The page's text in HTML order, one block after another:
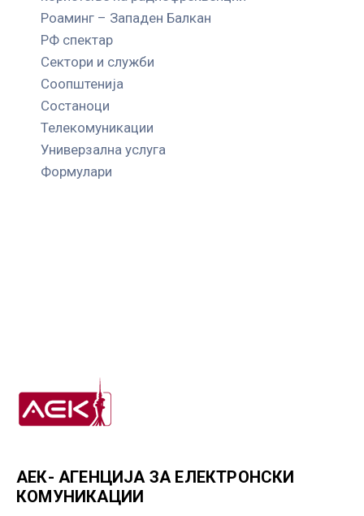
Роаминг – Западен Балкан
РФ спектар
Сектори и служби
Соопштенија
Состаноци
Телекомуникации
Универзална услуга
Формулари
АЕК- АГЕНЦИЈА ЗА ЕЛЕКТРОНСКИ
КОМУНИКАЦИИ